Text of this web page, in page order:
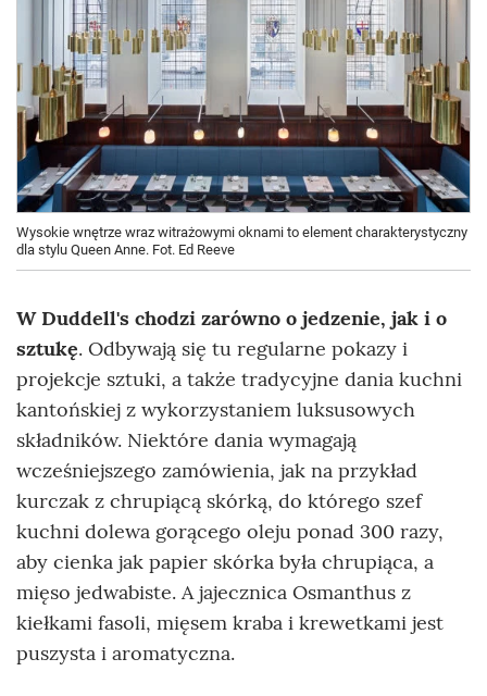
Wysokie wnętrze wraz witrażowymi oknami to element charakterystyczny
dla stylu Queen Anne. Fot. Ed Reeve
W Duddell's chodzi zarówno o jedzenie, jak i o
sztukę. Odbywają się tu regularne pokazy i
projekcje sztuki, a także tradycyjne dania kuchni
kantońskiej z wykorzystaniem luksusowych
składników. Niektóre dania wymagają
wcześniejszego zamówienia, jak na przykład
kurczak z chrupiącą skórką, do którego szef
kuchni dolewa gorącego oleju ponad 300 razy,
aby cienka jak papier skórka była chrupiąca, a
mięso jedwabiste. A jajecznica Osmanthus z
kiełkami fasoli, mięsem kraba i krewetkami jest
puszysta i aromatyczna.